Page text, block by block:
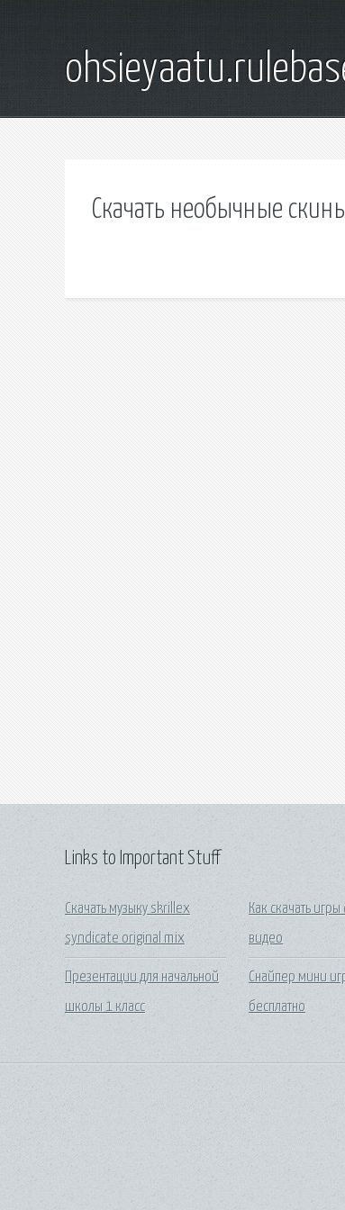
Скачать необычные
Links to Important Stuff
Скачать музыку skrillex
syndicate original mix
Презентации для начальной
школы 1 класс
Как скачать
видео
Снайпер мини
бесплатно